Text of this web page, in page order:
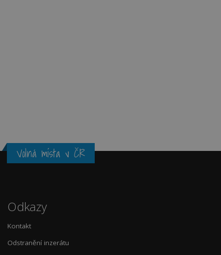
Volná místa v ČR
Odkazy
Kontakt
Odstranění inzerátu